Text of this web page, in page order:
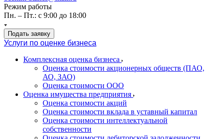
Режим работы
Пн. – Пт.: с 9:00 до 18:00
Подать заявку
Услуги по оценке бизнеса
Комплексная оценка бизнеса
Оценка стоимости акционерных обществ (ПАО,
АО, ЗАО)
Оценка стоимости ООО
Оценка имущества предприятия
Оценка стоимости акций
Оценка стоимости вклада в уставный капитал
Оценка стоимости интеллектуальной
собственности